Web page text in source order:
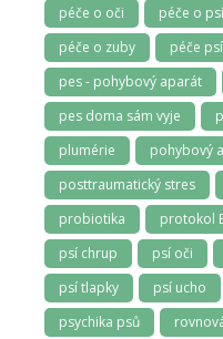
péče o oči
péče o
péče o zuby
péče
pes - pohybový aparát
pes doma sám vyje
plumérie
pohybový
posttraumatický stres
probiotika
protokol
psí chrup
psí oči
psí tlapky
psí ucho
psychika psů